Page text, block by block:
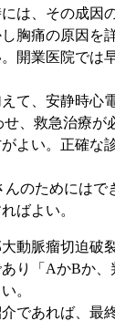
は、その成因
胸痛の原因を
開業医院では
て、安静時心
、救急治療が
よい。正確な
のためにはで
ばよい。
動脈瘤切迫破
り「AかBか
。
であれば、最